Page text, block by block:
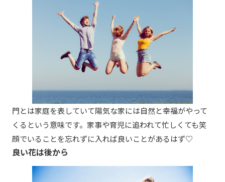
門とは家庭を表していて陽気な家には自然と幸福がやって
くるという意味です。家事や育児に追われて忙しくても笑
顔でいることを忘れずに入れば良いことがあるはず♡
良い花は後から